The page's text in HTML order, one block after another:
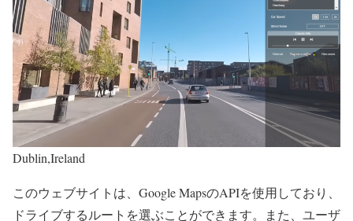
Dublin,Ireland
このウェブサイトは、Google MapsのAPIを使用しており、
ドライブするルートを選ぶことができます。また、ユーザ